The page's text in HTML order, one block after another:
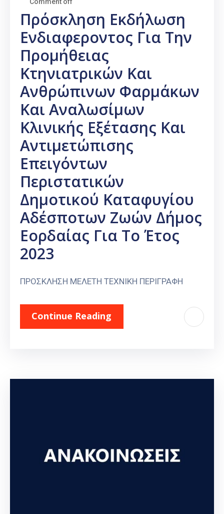
Πρόσκληση Εκδήλωση
Ενδιαφεροντος Για Την
Προμήθειας
Κτηνιατρικών Και
Ανθρώπινων Φαρμάκων
Και Αναλωσίμων
Κλινικής Εξέτασης Και
Αντιμετώπισης
Επειγόντων
Περιστατικών
Δημοτικού Καταφυγίου
Αδέσποτων Ζωών Δήμος
Εορδαίας Για Το Έτος
2023
ΠΡΟΣΚΛΗΣΗ ΜΕΛΕΤΗ ΤΕΧΝΙΚΗ ΠΕΡΙΓΡΑΦΗ
Continue Reading